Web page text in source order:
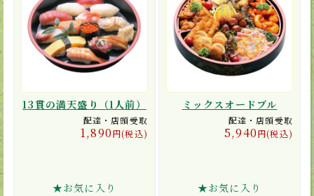
13貫の満天盛り（1人前）
配達・店頭受取
1,890円(税込)
★お気に入り
ミックスオードブル
配達・店頭受取
5,940円(税込)
★お気に入り